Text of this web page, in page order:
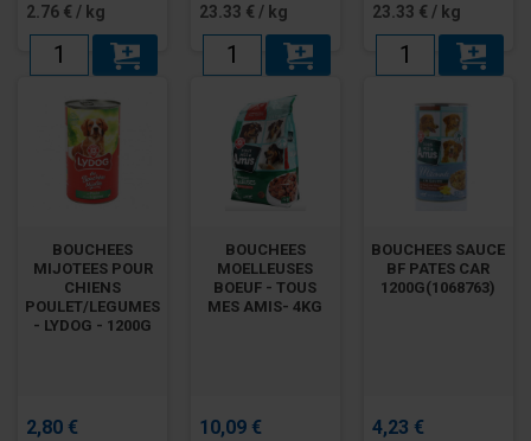
2.76 € / kg 23.33 € / kg 23.33 € / kg
BOUCHEES
MIJOTEES POUR
CHIENS
POULET/LEGUMES
- LYDOG - 1200G
2,80 €
BOUCHEES
MOELLEUSES
BOEUF - TOUS
MES AMIS- 4KG
10,09 €
BOUCHEES SAUCE
BF PATES CAR
1200G(1068763)
4,23 €